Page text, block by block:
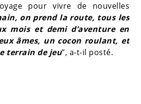
pour vivre de nouvelles
on prend la route, tous les
mois et demi d’aventure en
âmes, un cocon roulant, et
terrain de jeu”, a-t-il posté.